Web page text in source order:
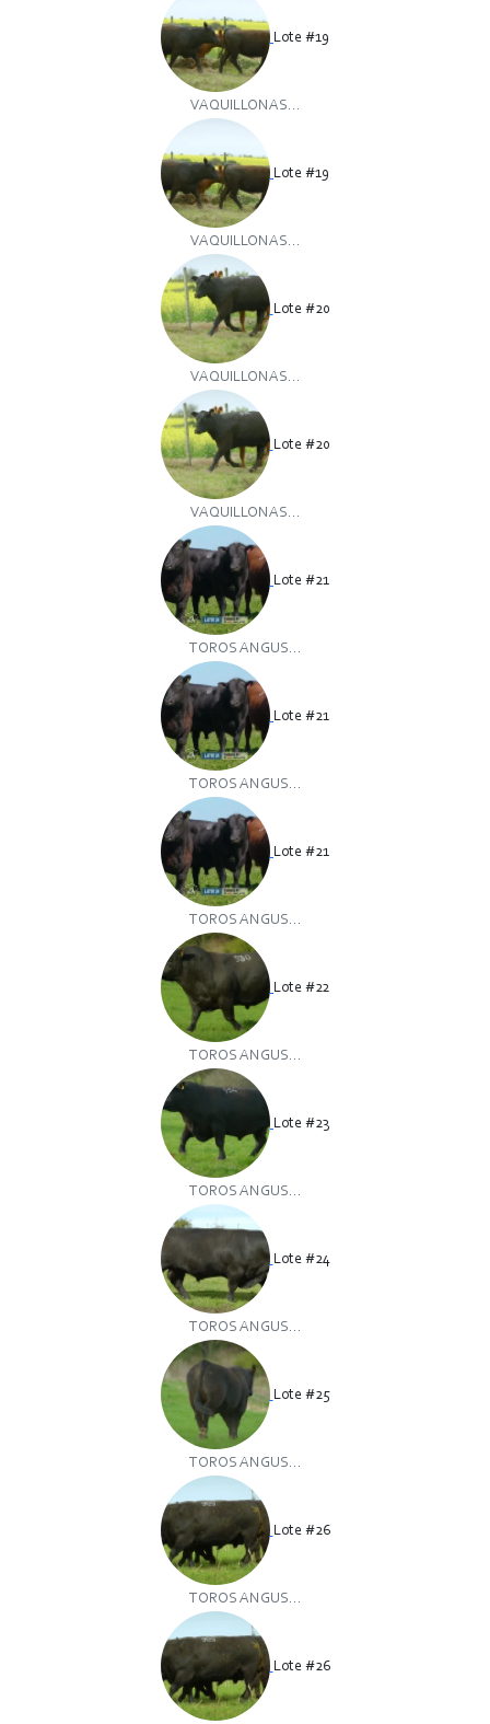
Lote #19
VAQUILLONAS...
Lote #19
VAQUILLONAS...
Lote #20
VAQUILLONAS...
Lote #20
VAQUILLONAS...
Lote #21
TOROS ANGUS...
Lote #21
TOROS ANGUS...
Lote #21
TOROS ANGUS...
Lote #22
TOROS ANGUS...
Lote #23
TOROS ANGUS...
Lote #24
TOROS ANGUS...
Lote #25
TOROS ANGUS...
Lote #26
TOROS ANGUS...
Lote #26